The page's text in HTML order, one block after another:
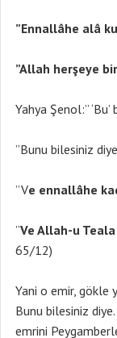
”Ennallâhe alâ
”Allah herşeye
Yahya Şenol:”
”Bunu bilesiniz
”Ve ennallâhe
”Ve Allah-u
65/12)
Yani o emir, gökle
Bunu bilesiniz
emrini